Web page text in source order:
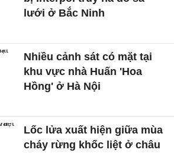
lưới ở Bắc Ninh
Nhiều cảnh sát có mặt tại
khu vực nhà Huấn 'Hoa
Hồng' ở Hà Nội
Lốc lửa xuất hiện giữa mùa
cháy rừng khốc liệt ở châu